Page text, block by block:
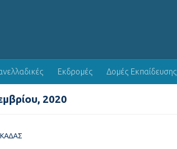
Εκδρομές Δομές Εκπαίδευσης
2020